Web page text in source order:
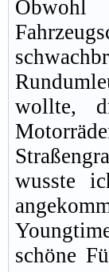
wollte,
wusste
schöne